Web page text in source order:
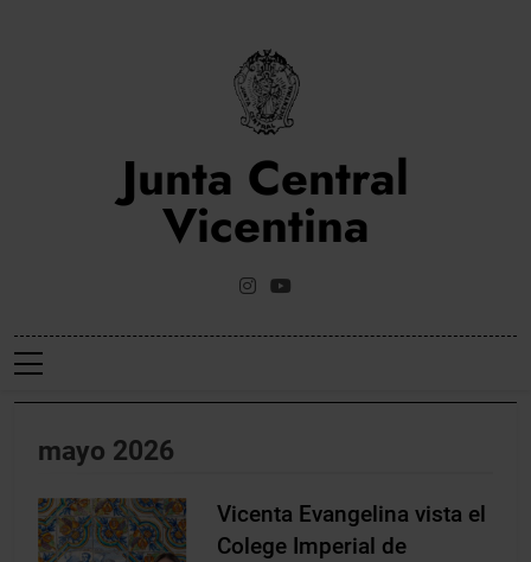
Junta Central
Vicentina
Web Oficial De La Junta Central Vicentina De Valencia
mayo 2026
Vicenta Evangelina vista el
Colege Imperial de